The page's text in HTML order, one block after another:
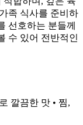
족 식사를 준비하
선호하는 분들께
수 있어 전반적인
깔끔한 맛 • 찜,